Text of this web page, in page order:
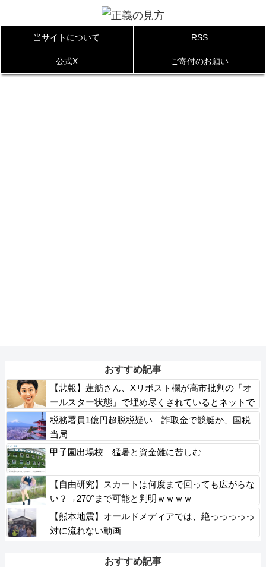
当サイトについて RSS
公式X ご寄付のお願い
おすすめ記事
【悲報】蓮舫さん、Xリポスト欄が高市批判の「オ
ールスター状態」で埋め尽くされているとネットで
話題に → ………
税務署員1億円超脱税疑い 詐取金で競艇か、国税
当局
甲子園出場校 猛暑と資金難に苦しむ
【自由研究】スカートは何度まで回っても広がらな
い？→270°まで可能と判明ｗｗｗｗ
【熊本地震】オールドメディアでは、絶っっっっっ
対に流れない動画
おすすめ記事